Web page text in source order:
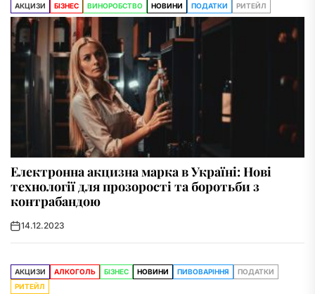
АКЦИЗИ БІЗНЕС ВИНОРОБСТВО НОВИНИ ПОДАТКИ РИТЕЙЛ
Електронна акцизна марка в Україні: Нові
технології для прозорості та боротьби з
контрабандою
14.12.2023
АКЦИЗИ АЛКОГОЛЬ БІЗНЕС НОВИНИ ПИВОВАРІННЯ
ПОДАТКИ
РИТЕЙЛ